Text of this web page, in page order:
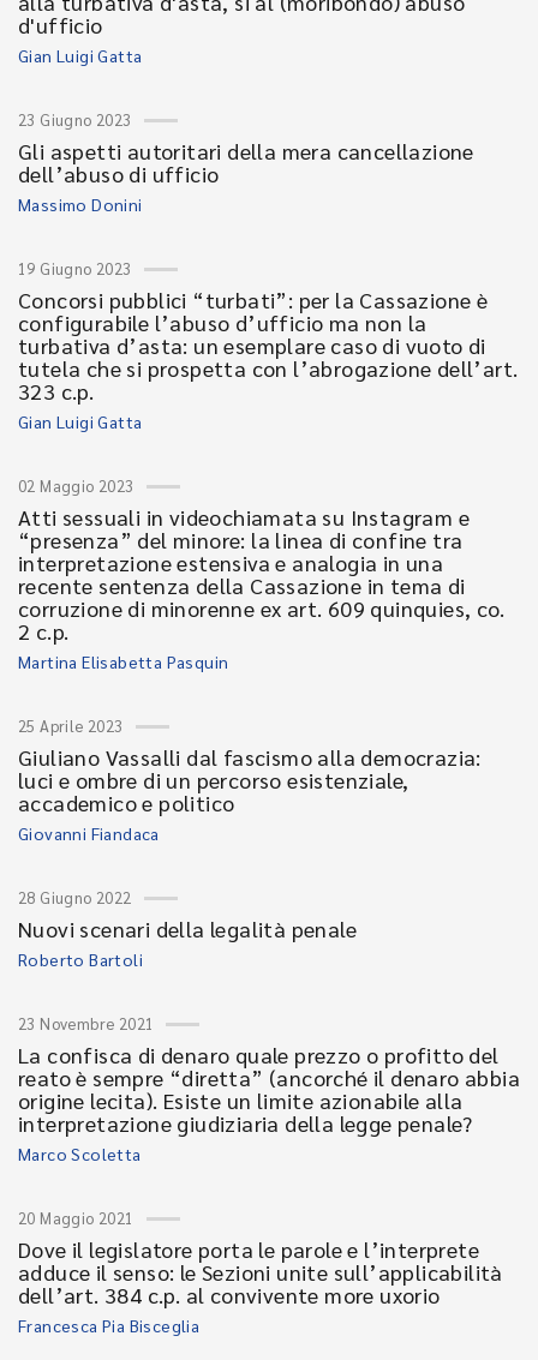
d'ufficio
Gian Luigi Gatta
23 Giugno 2023
Gli aspetti autoritari della mera cancellazione
dell’abuso di ufficio
Massimo Donini
19 Giugno 2023
Concorsi pubblici “turbati”: per la Cassazione è
configurabile l’abuso d’ufficio ma non la
turbativa d’asta: un esemplare caso di vuoto di
tutela che si prospetta con l’abrogazione dell’art.
323 c.p.
Gian Luigi Gatta
02 Maggio 2023
Atti sessuali in videochiamata su Instagram e
“presenza” del minore: la linea di confine tra
interpretazione estensiva e analogia in una
recente sentenza della Cassazione in tema di
corruzione di minorenne ex art. 609 quinquies, co.
2 c.p.
Martina Elisabetta Pasquin
25 Aprile 2023
Giuliano Vassalli dal fascismo alla democrazia:
luci e ombre di un percorso esistenziale,
accademico e politico
Giovanni Fiandaca
28 Giugno 2022
Nuovi scenari della legalità penale
Roberto Bartoli
23 Novembre 2021
La confisca di denaro quale prezzo o profitto del
reato è sempre “diretta” (ancorché il denaro abbia
origine lecita). Esiste un limite azionabile alla
interpretazione giudiziaria della legge penale?
Marco Scoletta
20 Maggio 2021
Dove il legislatore porta le parole e l’interprete
adduce il senso: le Sezioni unite sull’applicabilità
dell’art. 384 c.p. al convivente more uxorio
Francesca Pia Bisceglia